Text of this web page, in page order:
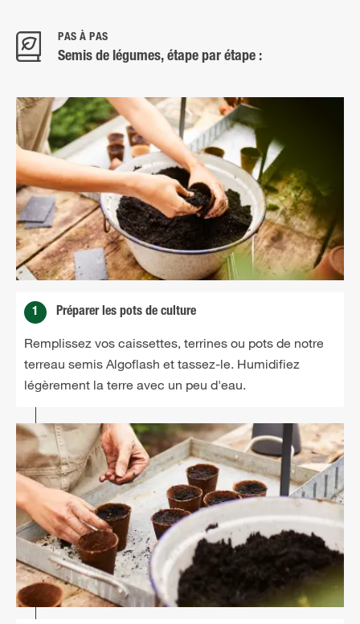
PAS À PAS
Semis de légumes, étape par étape :
1 Préparer les pots de culture
Remplissez vos caissettes, terrines ou pots de notre
terreau semis Algoflash et tassez-le. Humidifiez
légèrement la terre avec un peu d'eau.